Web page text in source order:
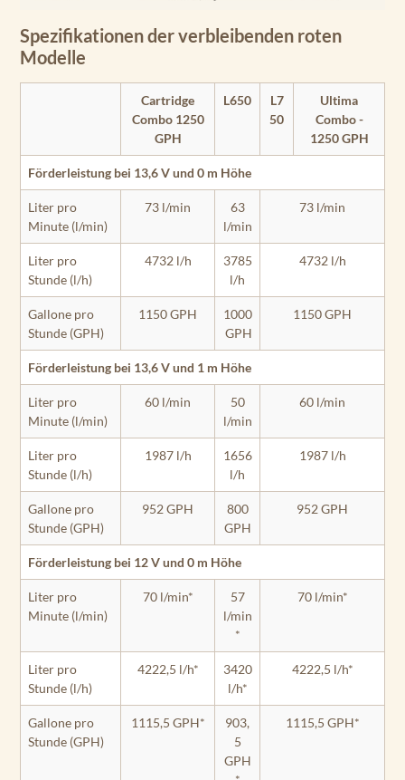
Spezifikationen der verbleibenden roten
Modelle
Cartridge
Combo 1250
GPH
L650
L7
50
Ultima
Combo -
1250 GPH
Förderleistung bei 13,6 V und 0 m Höhe
Liter pro
Minute (l/min)
73 l/min
63
l/min
73 l/min
Liter pro
Stunde (l/h)
4732 l/h
3785
l/h
4732 l/h
Gallone pro
Stunde (GPH)
1150 GPH
1000
GPH
1150 GPH
Förderleistung bei 13,6 V und 1 m Höhe
Liter pro
Minute (l/min)
60 l/min
50
l/min
60 l/min
Liter pro
Stunde (l/h)
1987 l/h
1656
l/h
1987 l/h
Gallone pro
Stunde (GPH)
952 GPH
800
GPH
952 GPH
Förderleistung bei 12 V und 0 m Höhe
Liter pro
Minute (l/min)
70 l/min*
57
l/min
*
70 l/min*
Liter pro
Stunde (l/h)
4222,5 l/h*
3420
l/h*
4222,5 l/h*
Gallone pro
Stunde (GPH)
1115,5 GPH*
903,
5
GPH
1115,5 GPH*